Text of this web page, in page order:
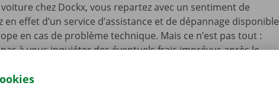
chez Dockx, vous repartez avec un sentiment de
en effet d’un service d’assistance et de dépannage disponible
en cas de problème technique. Mais ce n’est pas tout :
pas à vous inquiéter des éventuels frais imprévus après le
la transparence et un service personnalisé sont de